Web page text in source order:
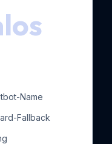
Name
Fallback